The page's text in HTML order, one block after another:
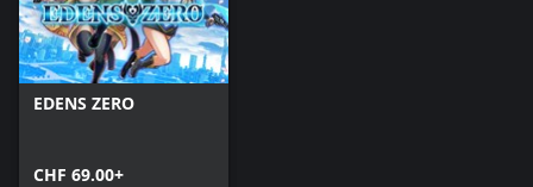
EDENS ZERO
CHF 69.00+